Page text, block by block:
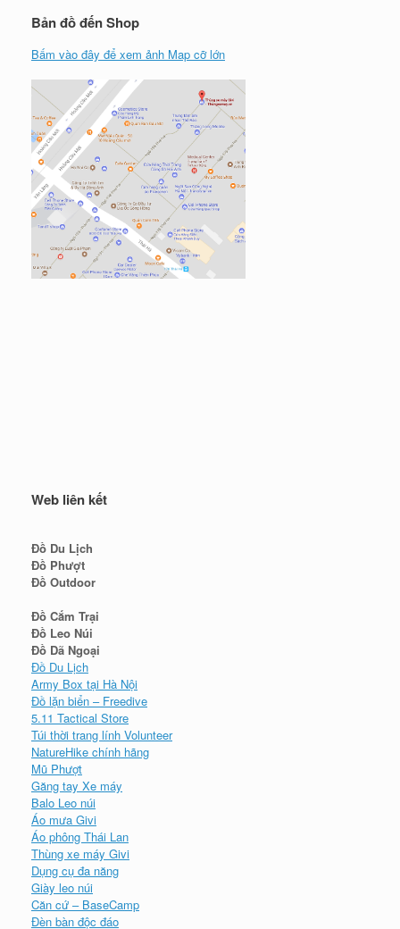
Bản đồ đến Shop
Bấm vào đây để xem ảnh Map cỡ lớn
Web liên kết
Đồ Du Lịch
Đồ Phượt
Đồ Outdoor
Đồ Cắm Trại
Đồ Leo Núi
Đồ Dã Ngoại
Đồ Du Lịch
Army Box tại Hà Nội
Đồ lặn biển – Freedive
5.11 Tactical Store
Túi thời trang lính Volunteer
NatureHike chính hãng
Mũ Phượt
Găng tay Xe máy
Balo Leo núi
Áo mưa Givi
Áo phông Thái Lan
Thùng xe máy Givi
Dụng cụ đa năng
Giày leo núi
Căn cứ – BaseCamp
Đèn bàn độc đáo